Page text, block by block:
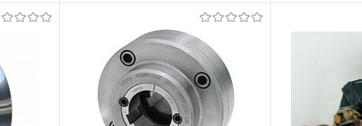
Запросить цену
Купить в 1 клик
К сравнению
В избранное
Под заказ
В избранное